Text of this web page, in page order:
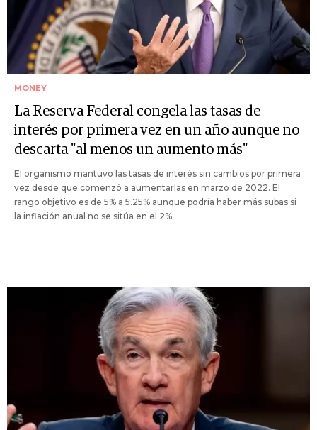
MONEY
La Reserva Federal congela las tasas de
interés por primera vez en un año aunque no
descarta "al menos un aumento más"
El organismo mantuvo las tasas de interés sin cambios por primera
vez desde que comenzó a aumentarlas en marzo de 2022. El
rango objetivo es de 5% a 5.25% aunque podría haber más subas si
la inflación anual no se sitúa en el 2%.